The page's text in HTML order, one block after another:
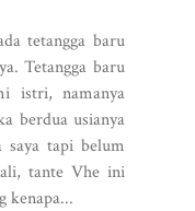
tetangga baru
Tetangga baru
istri, namanya
berdua usianya
saya tapi belum
tante Vhe ini
kenapa...